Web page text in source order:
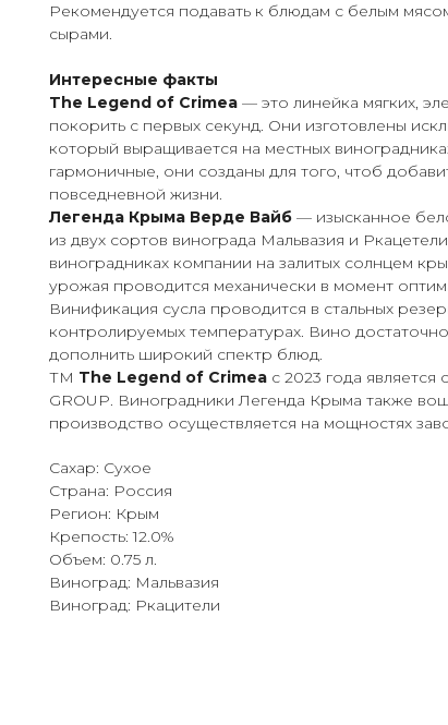
Рекомендуется подавать к блюдам с белым
сырами.
Интересные факты
The Legend of Crimea — это линейка мягких,
покорить с первых секунд. Они изготовлены
который выращивается на местных
гармоничные, они созданы для того, чтоб
повседневной жизни.
Легенда Крыма Верде Вайб — изысканное
из двух сортов винограда Мальвазия и
виноградниках компании на залитых солнцем
урожая проводится механически в момент
Винификация сусла проводится в стальных
контролируемых температурах. Вино
дополнить широкий спектр блюд.
ТМ The Legend of Crimea с 2023 года является
GROUP. Виноградники Легенда Крыма также
производство осуществляется на мощностях
Сахар: Сухое
Страна: Россия
Регион: Крым
Крепость: 12.0%
Объем: 0.75 л.
Виноград: Мальвазия
Виноград: Ркацители